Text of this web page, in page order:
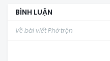
BÌNH LUẬN
Về bài viết Phở trộn